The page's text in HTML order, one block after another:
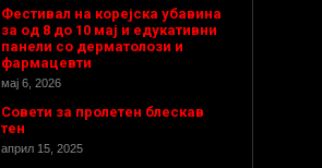
Фестивал на корејска убавина
за од 8 до 10 мај и едукативни
панели со дерматолози и
фармацевти
мај 6, 2026
Совети за пролетен блескав
тен
април 15, 2025